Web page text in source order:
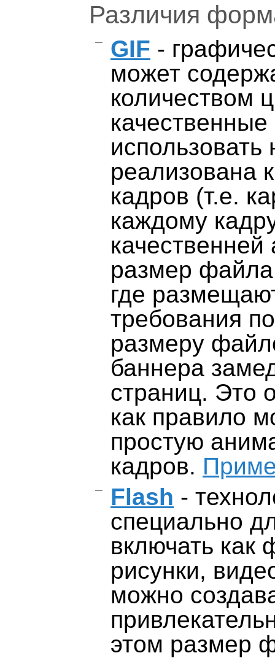
Различия
GIF -
может
количеством
реализована
кадров (т.е.
каждому
размер
где
требования
размеру
баннера
страниц. Это
как правило
простую
кадров.
Flash -
специально
включать как
рисунки,
можно
этом размер